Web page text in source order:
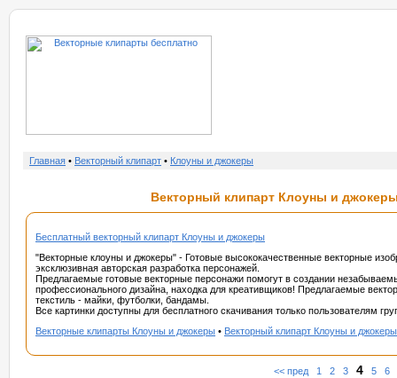
Главная • Векторный клипарт • Клоуны и джокеры
Векторный клипарт Клоуны и
Бесплатный векторный клипарт Клоуны и джокеры
"Векторные клоуны и джокеры" - Готовые высококачественные векторные
эксклюзивная авторская разработка персонажей.
Предлагаемые готовые векторные персонажи помогут в создании
профессионального дизайна, находка для креативщиков! Предлагаемые
текстиль - майки, футболки, бандамы.
Все картинки доступны для бесплатного скачивания только пользователям
Векторные клипарты Клоуны и джокеры • Векторный клипарт Клоуны и
<< пред 1 2 3 4 5 6